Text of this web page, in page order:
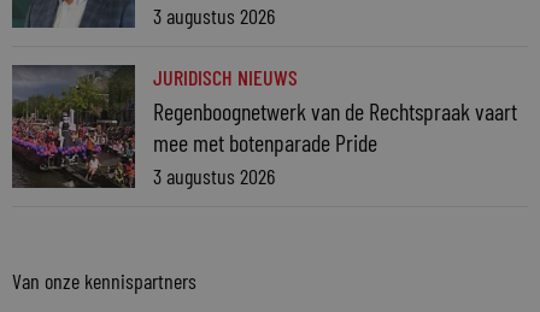
3 augustus 2026
JURIDISCH NIEUWS
Regenboognetwerk van de Rechtspraak vaart
mee met botenparade Pride
3 augustus 2026
Van onze kennispartners